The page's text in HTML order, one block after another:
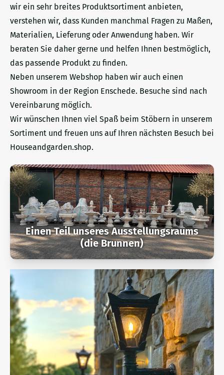
wir ein sehr breites Produktsortiment anbieten,
verstehen wir, dass Kunden manchmal Fragen zu Maßen,
Materialien, Lieferung oder Anwendung haben. Wir
beraten Sie daher gerne und helfen Ihnen bestmöglich,
das passende Produkt zu finden.
Neben unserem Webshop haben wir auch einen
Showroom in der Region Enschede. Besuche sind nach
Vereinbarung möglich.
Wir wünschen Ihnen viel Spaß beim Stöbern in unserem
Sortiment und freuen uns auf Ihren nächsten Besuch bei
Houseandgarden.shop.
Einen Teil unseres Ausstellungsraums
(die Brunnen)